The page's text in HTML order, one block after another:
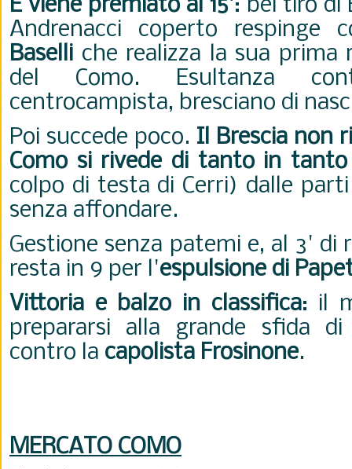
E viene premiato al 15': bel tiro di
Andrenacci coperto respinge
Baselli che realizza la sua prima
del Como. Esultanza
centrocampista, bresciano di
Poi succede poco. Il Brescia non
Como si rivede di tanto in tanto
colpo di testa di Cerri) dalle
senza affondare.
Gestione senza patemi e, al 3' di
resta in 9 per l'espulsione di
Vittoria e balzo in classifica: il
prepararsi alla grande sfida di
contro la capolista Frosinone.
MERCATO COMO